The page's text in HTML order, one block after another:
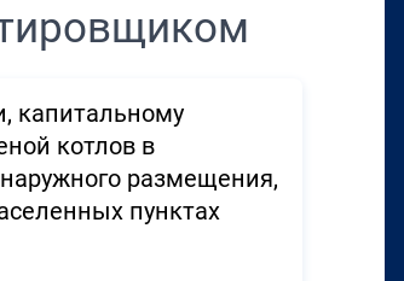
капитальному
котлов в
размещения,
пунктах